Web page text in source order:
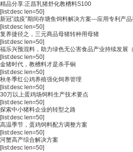
精品分享:正昌乳猪舒化教槽料S100
[list:desc len=50]
新冠”战疫”期间存塘鱼饲料解决方案---应用专利产
[list:desc len=50]
复养捷径之，三元商品母猪转种用母猪
[list:desc len=50]
福乐兴预混料，助力绿色无公害食品产业持续发展（
[list:desc len=50]
金猪时代，教槽料才是杀手锏
[list:desc len=50]
秋冬季红公鸡养殖强化饲养管理
[list:desc len=50]
30万以上蛋鸡场饲料生产技术要点
[list:desc len=50]
探索中小猪料企业的转型之路
[list:desc len=50]
高温季节，蛋鸡饲料配方调整方案
[list:desc len=50]
河蟹高产综合解决方案
[list:desc len=50]